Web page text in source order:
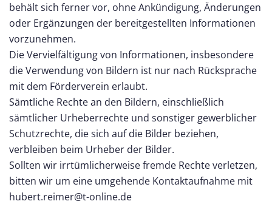
behält sich ferner vor, ohne Ankündigung, Änderungen
oder Ergänzungen der bereitgestellten Informationen
vorzunehmen.
Die Vervielfältigung von Informationen, insbesondere
die Verwendung von Bildern ist nur nach Rücksprache
mit dem Förderverein erlaubt.
Sämtliche Rechte an den Bildern, einschließlich
sämtlicher Urheberrechte und sonstiger gewerblicher
Schutzrechte, die sich auf die Bilder beziehen,
verbleiben beim Urheber der Bilder.
Sollten wir irrtümlicherweise fremde Rechte verletzen,
bitten wir um eine umgehende Kontaktaufnahme mit
hubert.reimer@t-online.de